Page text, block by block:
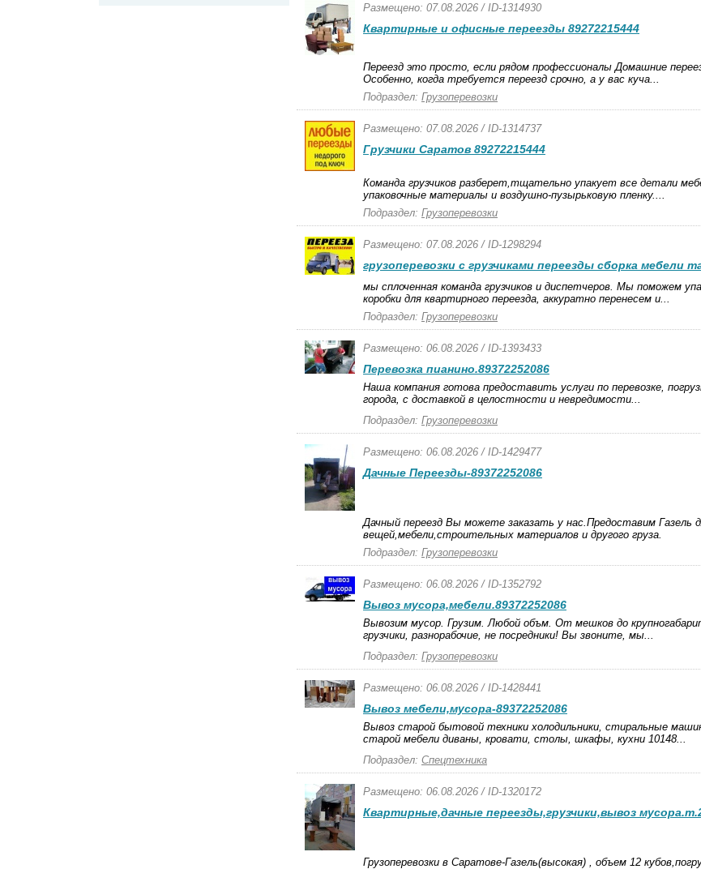
Размещено: 07.08.2026 / ID-1314930
Квартирные и офисные переезды 89272215444
Переезд это просто, если рядом профессионалы Домашние
Особенно, когда требуется переезд срочно, а у вас куча...
Подраздел: Грузоперевозки
Размещено: 07.08.2026 / ID-1314737
Грузчики Саратов 89272215444
Команда грузчиков разберет,тщательно упакует все детали
упаковочные материалы и воздушно-пузырьковую пленку....
Подраздел: Грузоперевозки
Размещено: 07.08.2026 / ID-1298294
грузоперевозки с грузчиками переезды сборка мебели
мы сплоченная команда грузчиков и диспетчеров. Мы поможем
коробки для квартирного переезда, аккуратно перенесем и...
Подраздел: Грузоперевозки
Размещено: 06.08.2026 / ID-1393433
Перевозка пианино.89372252086
Наша компания готова предоставить услуги по перевозке,
города, с доставкой в целостности и невредимости...
Подраздел: Грузоперевозки
Размещено: 06.08.2026 / ID-1429477
Дачные Переезды-89372252086
Дачный переезд Вы можете заказать у нас.Предоставим Газель
вещей,мебели,строительных материалов и другого груза.
Подраздел: Грузоперевозки
Размещено: 06.08.2026 / ID-1352792
Вывоз мусора,мебели.89372252086
Вывозим мусор. Грузим. Любой объм. От мешков до
грузчики, разнорабочие, не посредники! Вы звоните, мы...
Подраздел: Грузоперевозки
Размещено: 06.08.2026 / ID-1428441
Вывоз мебели,мусора-89372252086
Вывоз старой бытовой техники холодильники, стиральные
старой мебели диваны, кровати, столы, шкафы, кухни 10148...
Подраздел: Спецтехника
Размещено: 06.08.2026 / ID-1320172
Квартирные,дачные переезды,грузчики,вывоз
Грузоперевозки в Саратове-Газель(высокая) , объем 12